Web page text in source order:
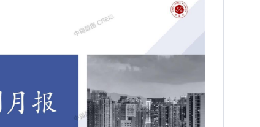
2026年端午假期楼市观察